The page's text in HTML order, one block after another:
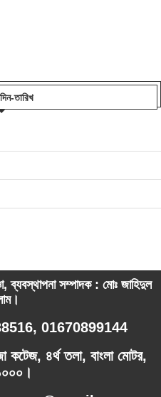
তারিখ
সম্পাদক : মোঃ জাহিদুল
01670899144
কটেজ, ৪র্থ তলা, বাংলা মোটর,